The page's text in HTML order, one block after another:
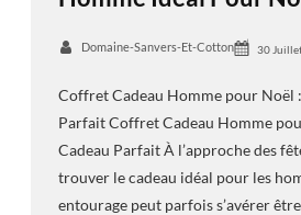
Domaine-Sanvers-Et-Cotton 30
Coffret Cadeau Homme pour Noël
Parfait Coffret Cadeau Homme
Cadeau Parfait À l’approche des
trouver le cadeau idéal pour les
entourage peut parfois s’avérer